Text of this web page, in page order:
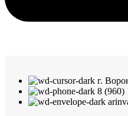
г.
8 (960)